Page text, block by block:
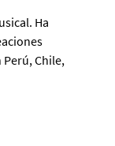
Ha
Perú, Chile,